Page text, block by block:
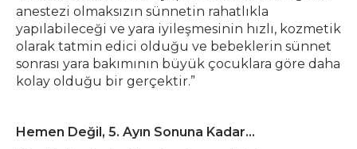
anestezi olmaksızın sünnetin rahatlıkla
yapılabileceği ve yara iyileşmesinin hızlı, kozmetik
olarak tatmin edici olduğu ve bebeklerin sünnet
sonrası yara bakımının büyük çocuklara göre daha
kolay olduğu bir gerçektir.”
Hemen Değil, 5. Ayın Sonuna Kadar…